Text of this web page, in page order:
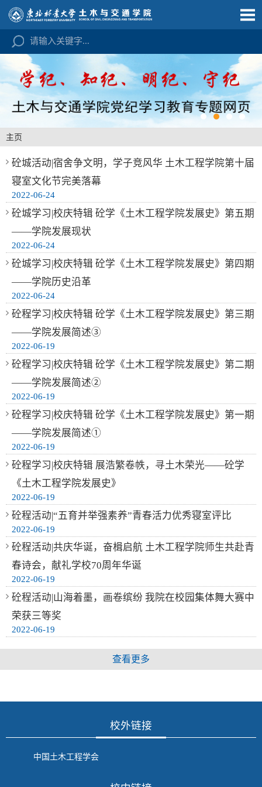
主页
砼城活动|宿舍争文明，学子竞风华 土木工程学院第十届
寝室文化节完美落幕
2022-06-24
砼城学习|校庆特辑 砼学《土木工程学院发展史》第五期
——学院发展现状
2022-06-24
砼城学习|校庆特辑 砼学《土木工程学院发展史》第四期
——学院历史沿革
2022-06-24
砼程学习|校庆特辑 砼学《土木工程学院发展史》第三期
——学院发展简述③
2022-06-19
砼程学习|校庆特辑 砼学《土木工程学院发展史》第二期
——学院发展简述②
2022-06-19
砼程学习|校庆特辑 砼学《土木工程学院发展史》第一期
——学院发展简述①
2022-06-19
砼程学习|校庆特辑 展浩繁卷帙，寻土木荣光——砼学
《土木工程学院发展史》
2022-06-19
砼程活动|“五育并举强素养”青春活力优秀寝室评比
2022-06-19
砼程活动|共庆华诞，奋楫启航 土木工程学院师生共赴青
春诗会，献礼学校70周年华诞
2022-06-19
砼程活动|山海着墨，画卷缤纷 我院在校园集体舞大赛中
荣获三等奖
2022-06-19
查看更多
校外链接
中国土木工程学会